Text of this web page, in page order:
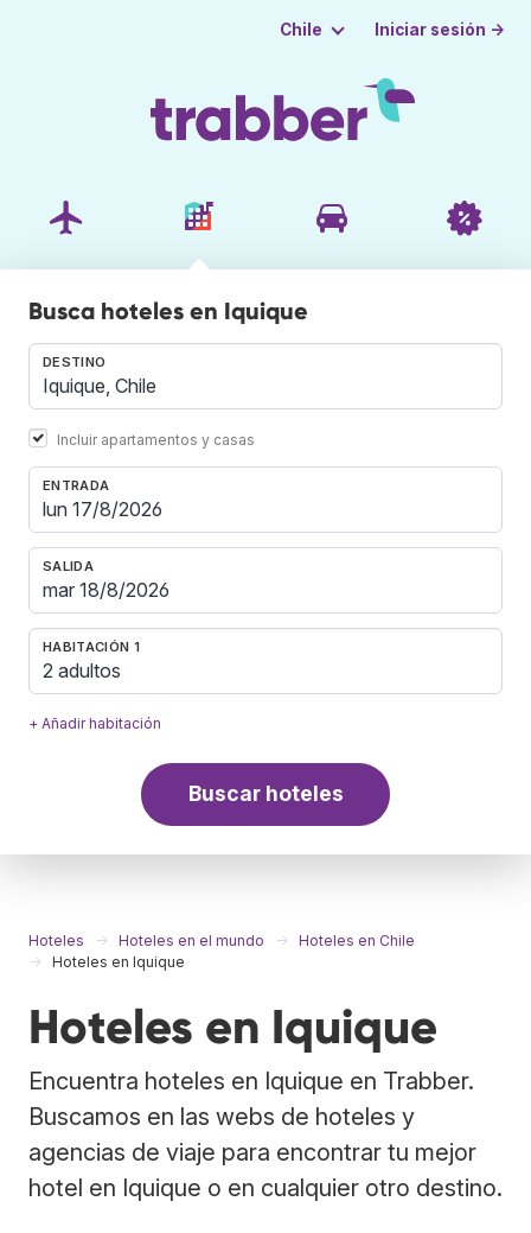
Chile Iniciar sesión →
Busca hoteles en Iquique
DESTINO
Incluir apartamentos y casas
ENTRADA
SALIDA
HABITACIÓN 1
2 adultos
+ Añadir habitación
Buscar hoteles
Hoteles Hoteles en el mundo
Hoteles en Chile
Hoteles en Iquique
Hoteles en Iquique
Encuentra hoteles en Iquique en Trabber.
Buscamos en las webs de hoteles y
agencias de viaje para encontrar tu mejor
hotel en Iquique o en cualquier otro destino.